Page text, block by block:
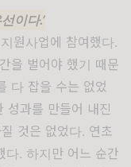
이다.’
원사업에 참여했다.
을 벌어야 했기 때문
다 잡을 수는 없었
성과를 만들어 내진
것은 없었다. 연초
다. 하지만 어느 순간